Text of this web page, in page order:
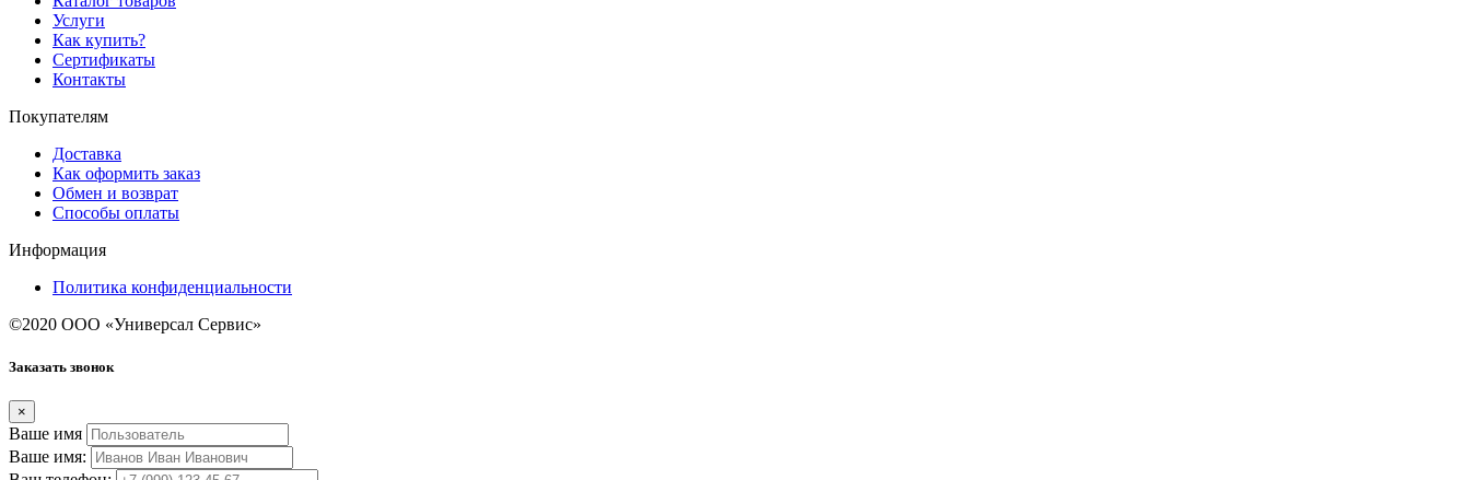
Услуги
Как купить?
Сертификаты
Контакты
Покупателям
Доставка
Как оформить заказ
Обмен и возврат
Способы оплаты
Информация
Политика конфиденциальности
©2020 ООО «Универсал Сервис»
Заказать звонок
×
Ваше имя
Ваше имя: